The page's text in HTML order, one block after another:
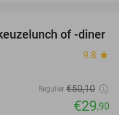
40%
of -diner
9.8 star
Regulier €50,10
€29,90